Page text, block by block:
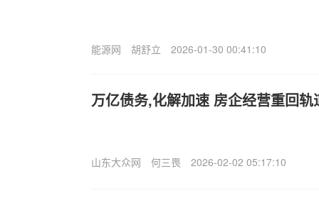
能源网 胡舒立 2026-01-30 00:41:10
万亿债务,化解加速 房企经营重回轨
山东大众网 何三畏 2026-02-02 05:17:10